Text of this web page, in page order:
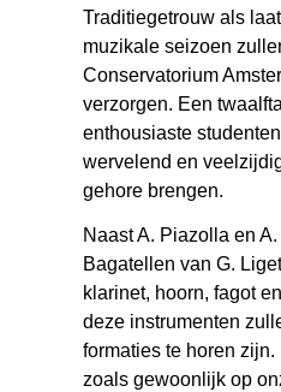
Traditiegetrouw als
muzikale seizoen
Conservatorium
verzorgen. Een
enthousiaste
wervelend en
gehore brengen.
Naast A. Piazolla en
Bagatellen van G.
klarinet, hoorn, fagot
deze instrumenten
formaties te horen
zoals gewoonlijk op